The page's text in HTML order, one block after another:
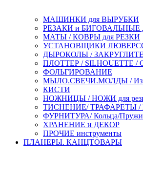
МАШИНКИ для ВЫРУБКИ
РЕЗАКИ и БИГОВАЛЬНЫЕ
МАТЫ / КОВРЫ для РЕЗКИ
УСТАНОВЩИКИ
ДЫРОКОЛЫ /
ПЛОТТЕР / SILHOUETTE /
ФОЛЬГИРОВАНИЕ
МЫЛО.СВЕЧИ.МОЛДЫ /
КИСТИ
НОЖНИЦЫ / НОЖИ для
ТИСНЕНИЕ/ ТРАФАРЕТЫ /
ФУРНИТУРА/ Кольца/
ХРАНЕНИЕ и ДЕКОР
ПРОЧИЕ инструменты
ПЛАНЕРЫ. КАНЦТОВАРЫ